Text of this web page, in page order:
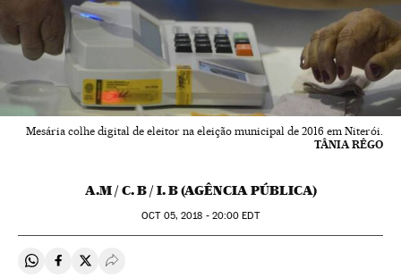
Mesária colhe digital de eleitor na eleição municipal de 2016 em Niterói.
TÂNIA RÊGO
A.M / C. B / I. B (AGÊNCIA PÚBLICA)
OCT05, 2018 - 20:00 EDT
Compartir en Whatsapp
Compartir en Facebook
Compartir en Twitter
Desplegar Redes Sociales